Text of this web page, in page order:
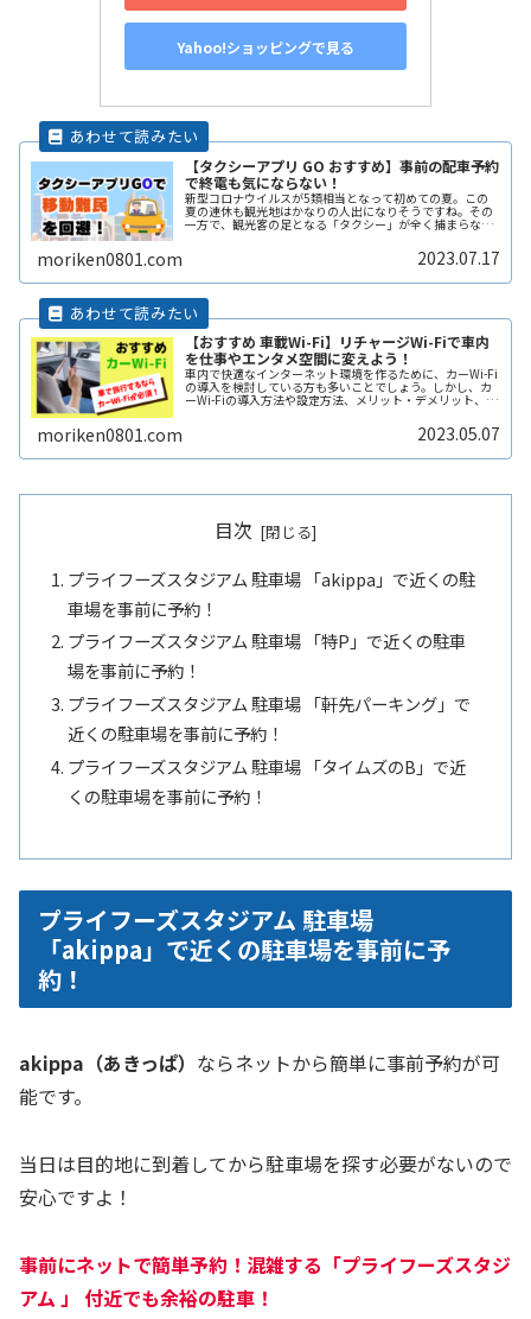
Yahoo!ショッピングで見る
【タクシーアプリ GO おすすめ】事前の配車予約
で終電も気にならない！
新型コロナウイルスが5類相当となって初めての夏。この
夏の連休も観光地はかなりの人出になりそうですね。その
一方で、観光客の足となる「タクシー」が全く捕まらな
い、という問題も出てきているようです。また夜遅くまで
遊んで終電を逃した方へもおススメすReadMore...
moriken0801.com 2023.07.17
【おすすめ 車載Wi-Fi】リチャージWi-Fiで車内
を仕事やエンタメ空間に変えよう！
車内で快適なインターネット環境を作るために、カーWi-Fi
の導入を検討している方も多いことでしょう。しかし、カ
ーWi-Fiの導入方法や設定方法、メリット・デメリット、注
moriken0801.com 2023.05.07
目次
プライフーズスタジアム 駐車場 「akippa」で近くの駐
車場を事前に予約！
プライフーズスタジアム 駐車場 「特P」で近くの駐車
場を事前に予約！
プライフーズスタジアム 駐車場 「軒先パーキング」で
近くの駐車場を事前に予約！
プライフーズスタジアム 駐車場 「タイムズのB」で近
くの駐車場を事前に予約！
プライフーズスタジアム 駐車場
「akippa」で近くの駐車場を事前に予
約！
akippa（あきっぱ） ならネットから簡単に事前予約が可
能です。
当日は目的地に到着してから駐車場を探す必要がないので
安心ですよ！
事前にネットで簡単予約！混雑する「プライフーズスタジ
アム 」 付近でも余裕の駐車！